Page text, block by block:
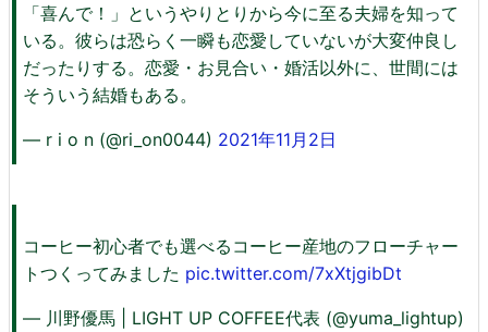
「喜んで！」というやりとりから今に至る夫婦を知って
いる。彼らは恐らく一瞬も恋愛していないが大変仲良し
だったりする。恋愛・お見合い・婚活以外に、世間には
そういう結婚もある。
— r i o n (@ri_on0044) 2021年11月2日
コーヒー初心者でも選べるコーヒー産地のフローチャー
トつくってみました pic.twitter.com/7xXtjgibDt
— 川野優馬 | LIGHT UP COFFEE代表 (@yuma_lightup)